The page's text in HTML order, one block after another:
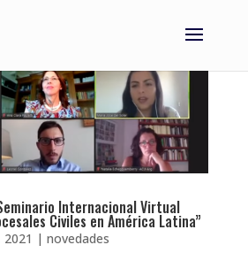
Internacional Virtual
Civiles en América Latina”
2021 | novedades